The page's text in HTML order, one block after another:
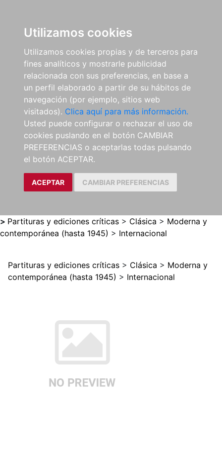
Utilizamos cookies
Utilizamos cookies propias y de terceros para
fines analíticos y mostrarle publicidad
relacionada con sus preferencias, en base a
un perfil elaborado a partir de su hábitos de
navegación (por ejemplo, sitios web
visitados). Clica aquí para más información.
Usted puede configurar o rechazar el uso de
cookies puslando en el botón CAMBIAR
PREFERENCIAS o aceptarlas todas pulsando
el botón ACEPTAR.
ACEPTAR CAMBIAR PREFERENCIAS
> Partituras y ediciones críticas > Clásica > Moderna y
contemporánea (hasta 1945) > Internacional
Partituras y ediciones críticas > Clásica > Moderna y
contemporánea (hasta 1945) > Internacional